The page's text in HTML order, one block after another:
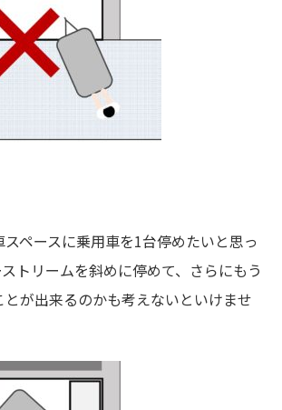
ペースに乗用車を1台停めたいと思っ
トリームを斜めに停めて、さらにもう
が出来るのかも考えないといけませ